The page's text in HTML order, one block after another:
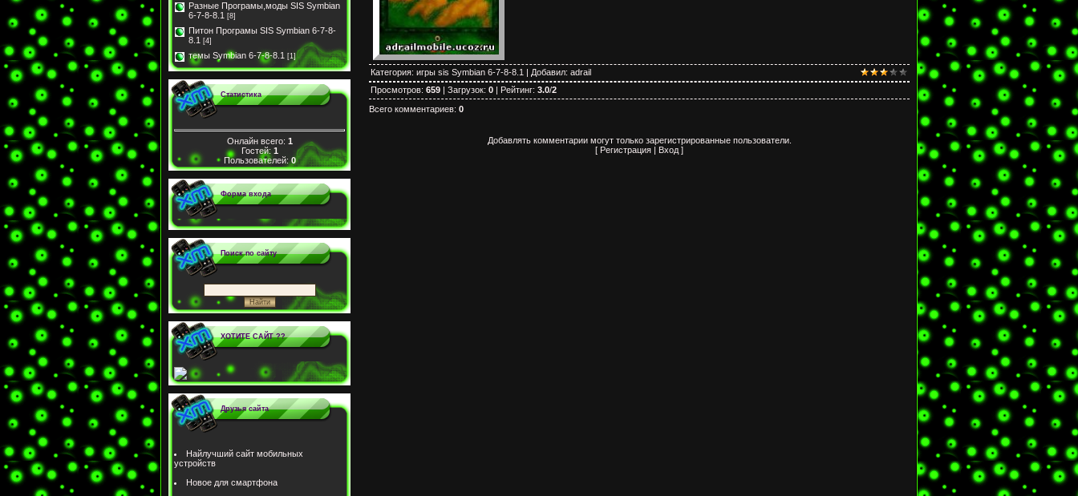
Разные Програмы,моды SIS Symbian
6-7-8-8.1 [8]
Питон Програмы SIS Symbian 6-7-8-
8.1 [4]
темы Symbian 6-7-8-8.1 [1]
Статистика
Онлайн всего: 1
Гостей: 1
Пользователей:0
Форма входа
Поиск по сайту
ХОТИТЕ САЙТ ??
Друзья сайта
Найлучший сайт мобильных
устройств
Новое для смартфона
Категория: игры sis Symbian 6-7-8-8.1 | Добавил: adrail
Просмотров: 659 | Загрузок: 0 | Рейтинг: 3.0/2
Всего комментариев: 0
Добавлять комментарии могут только зарегистрированные пользователи.
[ Регистрация | Вход ]